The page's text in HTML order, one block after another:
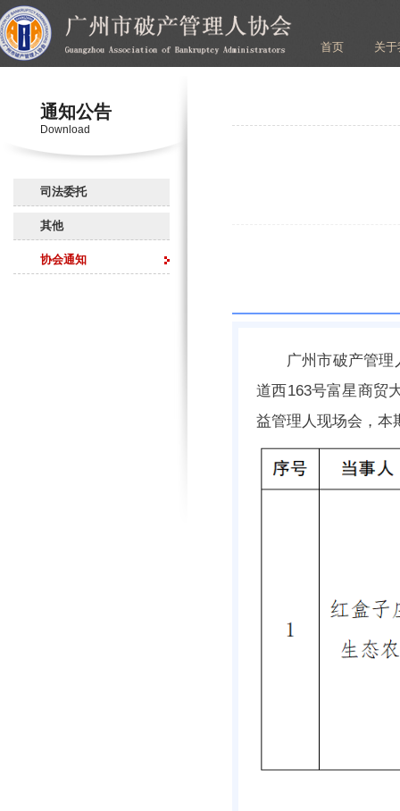
首页 关
通知公告
Download
司法委托
其他
协会通知
广州市破产管理
道西163号富星商贸
益管理人现场会，本